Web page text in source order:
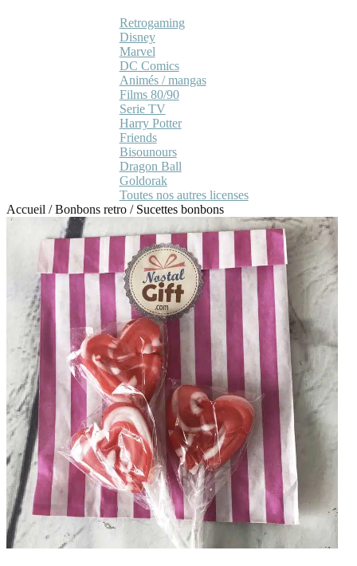
Retrogaming
Disney
Marvel
DC Comics
Animés / mangas
Films 80/90
Serie TV
Harry Potter
Friends
Bisounours
Dragon Ball
Goldorak
Toutes nos autres licenses
Accueil /Bonbons retro / Sucettes bonbons